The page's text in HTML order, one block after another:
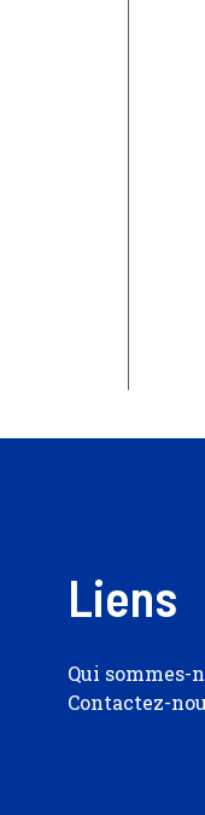
Liens
Qui sommes-
Contactez-